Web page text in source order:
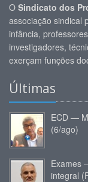
O Sindicato dos
associação sindical
infância,
investigadores,
exerçam funções
Últimas
ECD —
(6/ago)
Exames
integral